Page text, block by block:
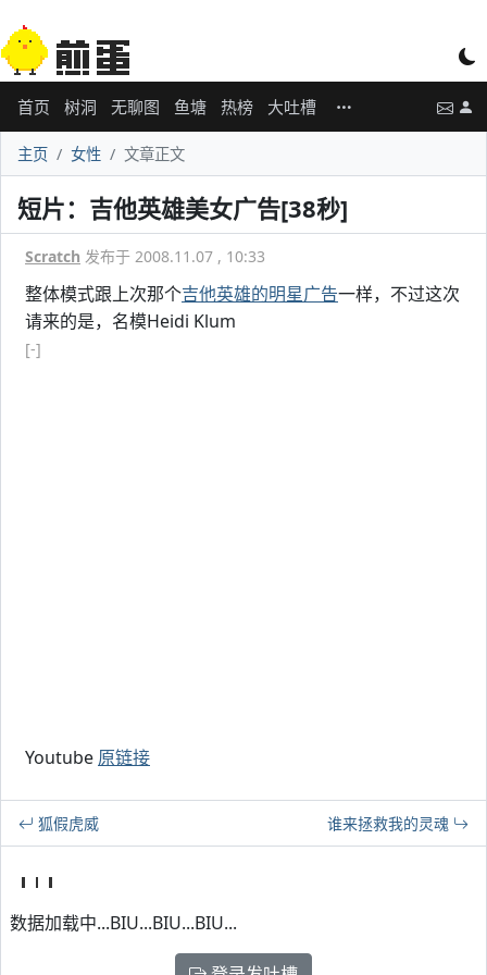
首页 树洞 无聊图 鱼塘 热榜 大吐槽
主页 女性 文章正文
短片：吉他英雄美女广告[38秒]
Scratch 发布于 2008.11.07 , 10:33
整体模式跟上次那个吉他英雄的明星广告一样，不过这次
请来的是，名模Heidi Klum
[-]
Youtube 原链接
狐假虎威 谁来拯救我的灵魂
数据加载中...BIU...BIU...BIU...